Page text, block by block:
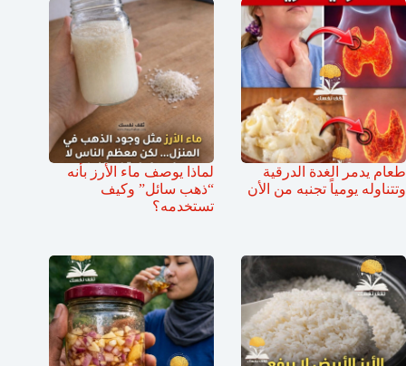
طعام يدمر الغدة الدرقية
وتتناوله يومياً تجنبه من الأن
لماذا يوصف ماء الأرز بأنه
“ذهب سائل” وكيف
تستخدمه؟